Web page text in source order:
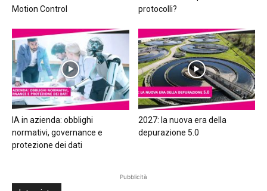
Motion Control
protocolli?
IA in azienda: obblighi
normativi, governance e
protezione dei dati
2027: la nuova era della
depurazione 5.0
Pubblicità